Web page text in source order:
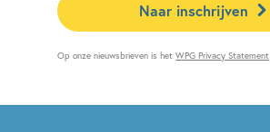
Naar inschrijven
Op onze nieuwsbrieven is hetWPG Privacy Statement